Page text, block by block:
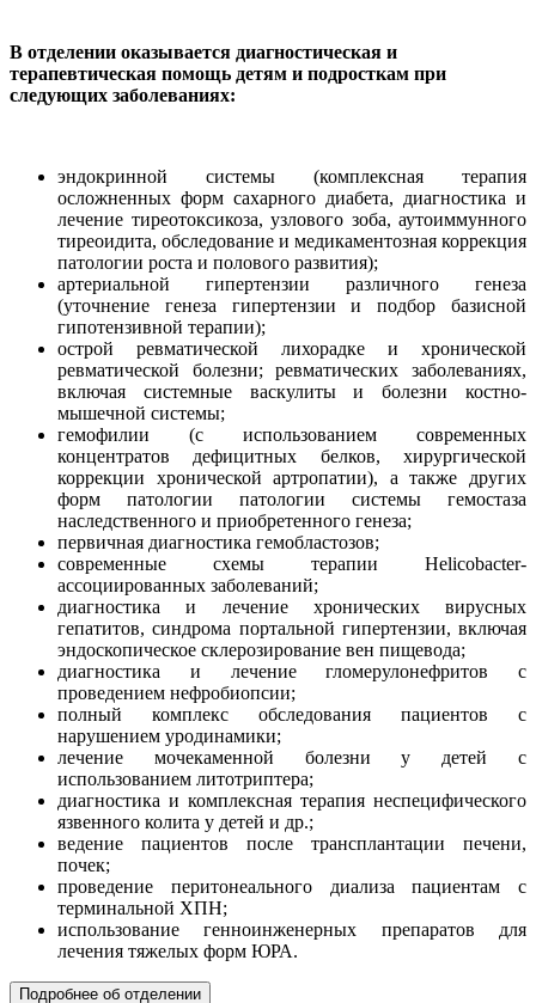
В отделении оказывается диагностическая и
терапевтическая помощь детям и подросткам при
следующих заболеваниях:
эндокринной системы (комплексная терапия
осложненных форм сахарного диабета, диагностика и
лечение тиреотоксикоза, узлового зоба, аутоиммунного
тиреоидита, обследование и медикаментозная коррекция
патологии роста и полового развития);
артериальной гипертензии различного генеза
(уточнение генеза гипертензии и подбор базисной
гипотензивной терапии);
острой ревматической лихорадке и хронической
ревматической болезни; ревматических заболеваниях,
включая системные васкулиты и болезни костно-
мышечной системы;
гемофилии (с использованием современных
концентратов дефицитных белков, хирургической
коррекции хронической артропатии), а также других
форм патологии патологии системы гемостаза
наследственного и приобретенного генеза;
первичная диагностика гемобластозов;
современные схемы терапии Helicobacter-
ассоциированных заболеваний;
диагностика и лечение хронических вирусных
гепатитов, синдрома портальной гипертензии, включая
эндоскопическое склерозирование вен пищевода;
диагностика и лечение гломерулонефритов с
проведением нефробиопсии;
полный комплекс обследования пациентов с
нарушением уродинамики;
лечение мочекаменной болезни у детей с
использованием литотриптера;
диагностика и комплексная терапия неспецифического
язвенного колита у детей и др.;
ведение пациентов после трансплантации печени,
почек;
проведение перитонеального диализа пациентам с
терминальной ХПН;
использование генноинженерных препаратов для
лечения тяжелых форм ЮРА.
Подробнее об отделении